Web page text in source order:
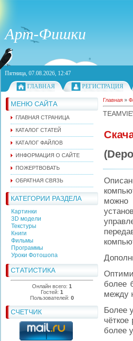
Арт-Фишки
Пятница, 07.08.2026, 12:47
ГЛАВНАЯ
РЕГИСТРАЦИЯ
МЕНЮ САЙТА
ГЛАВНАЯ СТРАНИЦА
КАТАЛОГ СТАТЕЙ
КАТАЛОГ ФАЙЛОВ
ИНФОРМАЦИЯ О САЙТЕ
ПОЖЕРТВОВАТЬ
ОБРАТНАЯ СВЯЗЬ
КАТЕГОРИИ РАЗДЕЛА
Картинки
3D модели
Текстуры
Книги
Фильмы
Программы
Уроки Фотошопа
СТАТИСТИКА
Онлайн всего: 1
Гостей: 1
Пользователей: 0
СЧЕТЧИК
Главная »
более
между
Более
более